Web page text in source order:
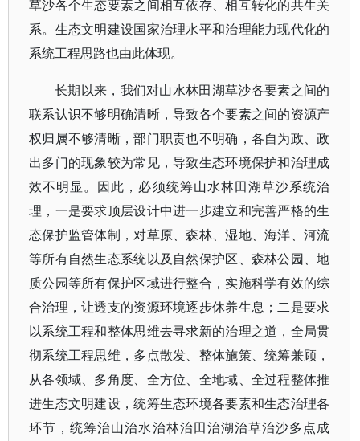
草沙各个生态要素之间相互依存、相互转化的共生关
系。生态文明建设国家治理水平和治理能力现代化的
系统工程思路也由此体现。
长期以来，我们对山水林田湖草沙各要素之间的
联系认识不够明确清晰，导致各个要素之间的资源产
权归属不够清晰，部门职责也不明确，各自为政、政
出多门的现象较为常见，导致生态环境保护和治理成
效不明显。因此，必须统筹山水林田湖草沙系统治
理，一是要求顶层设计中进一步建立和完善严格的生
态保护监管体制，对草原、森林、湿地、海洋、河流
等所有自然生态系统以及自然保护区、森林公园、地
质公园等所有保护区域进行整合，实施科学有效的综
合治理，让透支的资源环境逐步休养生息；二是要求
以系统工程和整体思维去寻求新的治理之道，全局贯
彻系统工程思维，多点散发、整体施策、统筹兼顾，
从各领域、多角度、全方位、全地域、全过程整体推
进生态文明建设，统筹生态环境各要素和生态治理各
环节，统筹治山治水治林治田治湖治草治沙多点成